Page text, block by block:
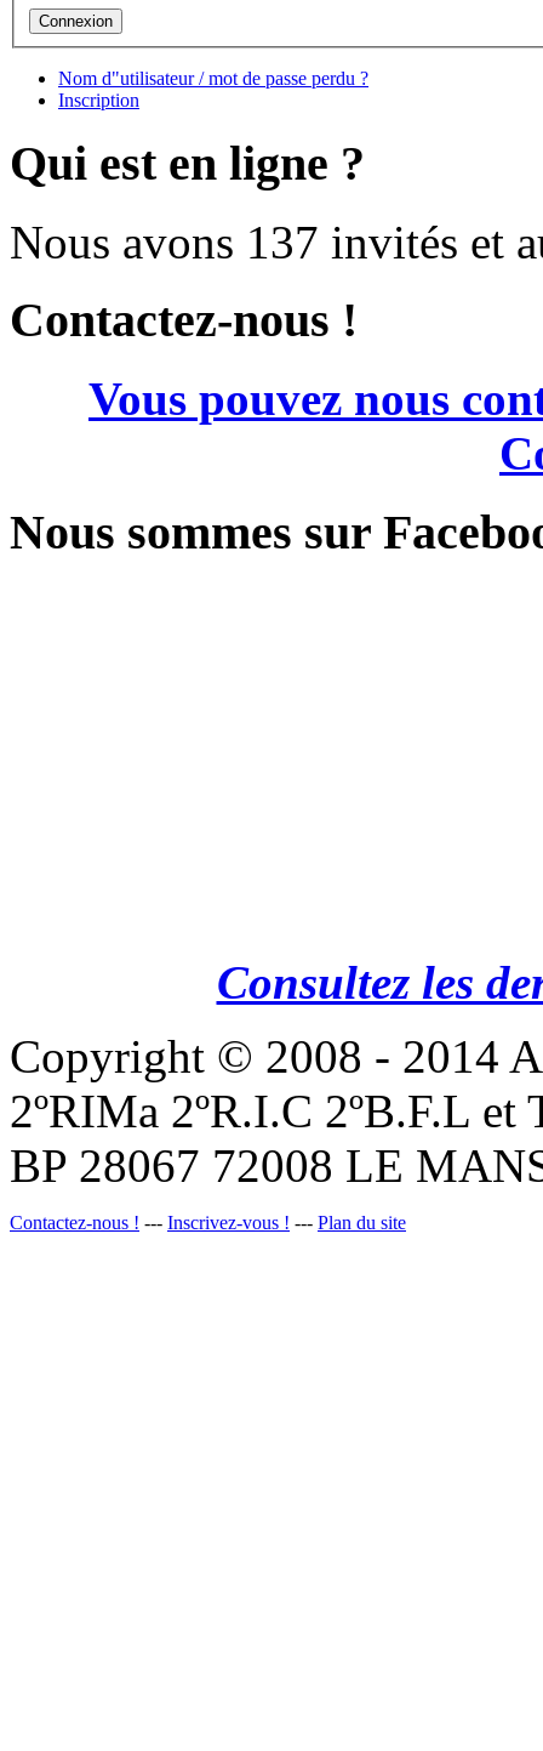
Nom d"utilisateur / mot de passe perdu ?
Inscription
Qui est en ligne ?
Nous avons 137 invités et
Contactez-nous !
Vous pouvez nous
Nous sommes sur
Consultez les
Copyright © 2008 - 2014
2ºRIMa 2ºR.I.C 2ºB.F.L
BP 28067 72008 LE
Contactez-nous ! --- Inscrivez-vous ! --- Plan du site